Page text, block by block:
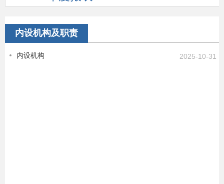
内设机构及职责
内设机构 2025-10-31